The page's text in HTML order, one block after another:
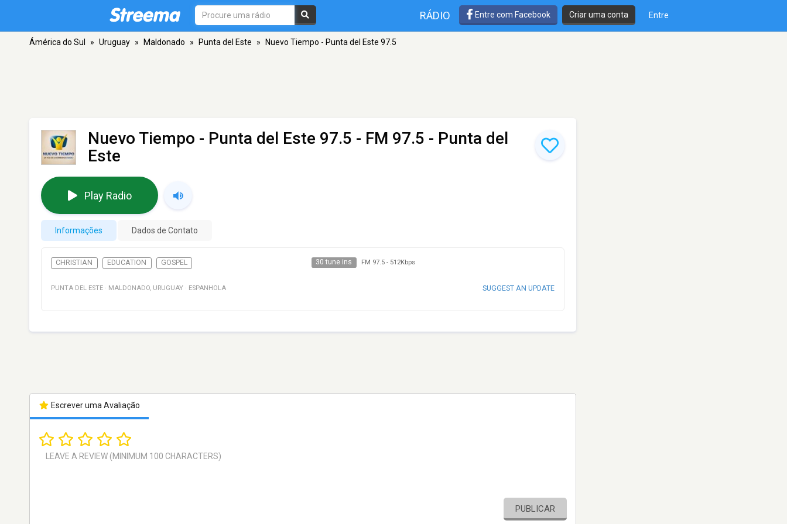
RÁDIO Entre com Facebook Criar uma conta Entre
Ámérica do Sul » Uruguay » Maldonado » Punta del Este » Nuevo Tiempo - Punta del Este 97.5
Nuevo Tiempo - Punta del Este 97.5 - FM 97.5 - Punta del
Este
Play Radio
Informações Dados de Contato
CHRISTIAN EDUCATION GOSPEL 30 tune ins FM 97.5- 512Kbps
PUNTA DEL ESTE · MALDONADO, URUGUAY · ESPANHOLA SUGGEST AN UPDATE
Escrever uma Avaliação
PUBLICAR